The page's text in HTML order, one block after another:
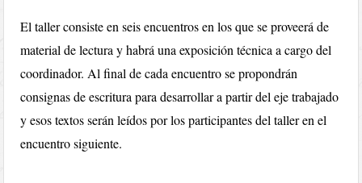
El taller consiste en seis encuentros en los que se proveerá de
material de lectura y habrá una exposición técnica a cargo del
coordinador. Al final de cada encuentro se propondrán
consignas de escritura para desarrollar a partir del eje trabajado
y esos textos serán leídos por los participantes del taller en el
encuentro siguiente.